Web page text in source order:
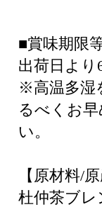
■賞味期限
出荷日より
※高温多湿
るべくお
い。
【原材料/原
杜仲茶ブレ